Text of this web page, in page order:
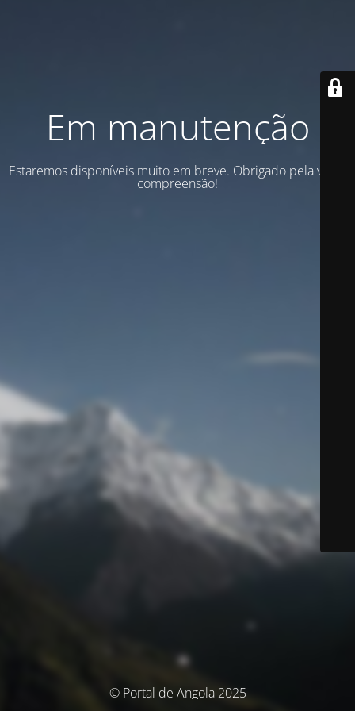
Em manutenção
Estaremos disponíveis muito em breve. Obrigado pela vossa
compreensão!
© Portal de Angola 2025